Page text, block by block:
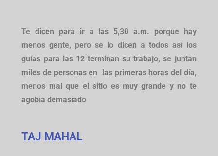
Te dicen para ir a las 5,30 a.m. porque hay
menos gente, pero se lo dicen a todos así los
guías para las 12 terminan su trabajo, se juntan
miles de personas en las primeras horas del día,
menos mal que el sitio es muy grande y no te
agobia demasiado
TAJ MAHAL